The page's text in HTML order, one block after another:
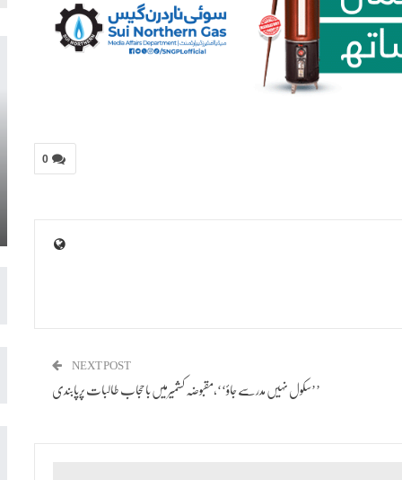
0
NEXT POST
’’سکول نہیں مدرسے جاؤ‘‘،مقبوضہ کشمیرمیں باحجاب طالبات پرپابندی